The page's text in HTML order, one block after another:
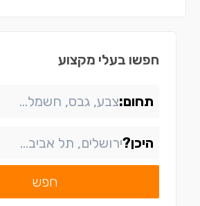
חפשו בעלי מקצוע
תחום:
היכן?
חפש